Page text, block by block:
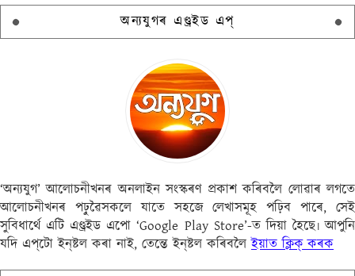
অন্যযুগৰ এণ্ড্ৰইড এপ্
‘অন্যযুগ’ আলোচনীখনৰ অনলাইন সংস্কৰণ প্ৰকাশ কৰিবলৈ লোৱাৰ লগতে
আলোচনীখনৰ পঢ়ুৱৈসকলে যাতে সহজে লেখাসমূহ পঢ়িব পাৰে, সেই
সুবিধাৰ্থে এটি এণ্ড্ৰইড এপো ‘Google Play Store’-ত দিয়া হৈছে৷ আপুনি
যদি এপ্‌টো ইন্‌ষ্টল কৰা নাই, তেন্তে ইন্‌ষ্টল কৰিবলৈইয়াত ক্লিক্ কৰক